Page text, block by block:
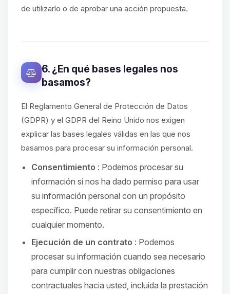
de utilizarlo o de aprobar una acción propuesta.
6. ¿En qué bases legales nos
basamos?
El Reglamento General de Protección de Datos
(GDPR) y el GDPR del Reino Unido nos exigen
explicar las bases legales válidas en las que nos
basamos para procesar su información personal.
Consentimiento : Podemos procesar su
información si nos ha dado permiso para usar
su información personal con un propósito
específico. Puede retirar su consentimiento en
cualquier momento.
Ejecución de un contrato : Podemos
procesar su información cuando sea necesario
para cumplir con nuestras obligaciones
contractuales hacia usted, incluida la prestación